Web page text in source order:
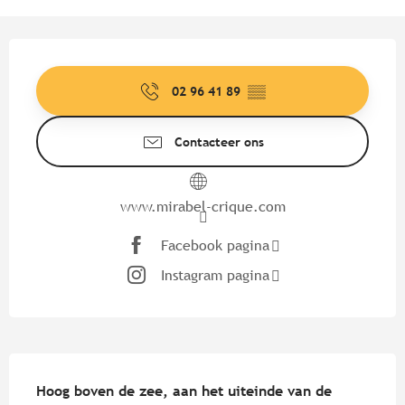
02 96 41 89 ▒▒
Contacteer ons
www.mirabel-crique.com
Facebook pagina
Instagram pagina
Hoog boven de zee, aan het uiteinde van de